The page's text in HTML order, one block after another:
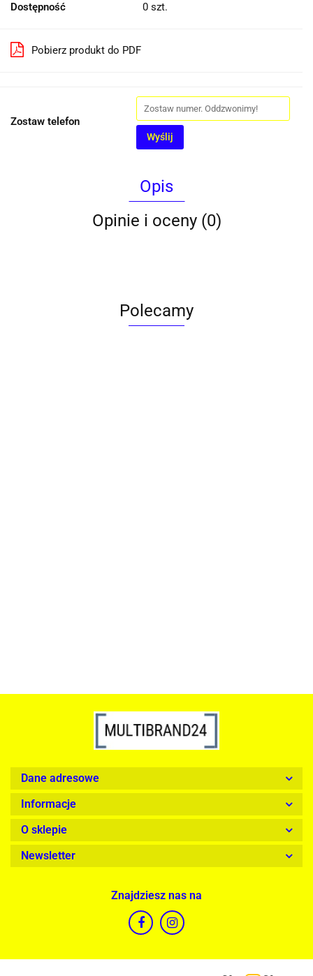
Dostępność 0 szt.
Pobierz produkt do PDF
Zostaw telefon
Wyślij
Opis
Opinie i oceny (0)
Polecamy
Dane adresowe
Informacje
O sklepie
Newsletter
Znajdziesz nas na